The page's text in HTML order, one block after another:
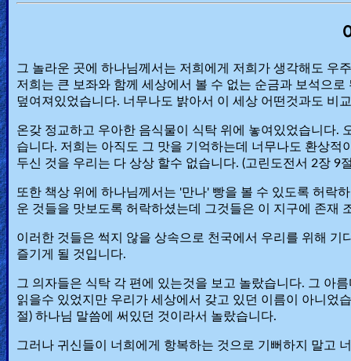
그 놀라운 곳에 하나님께서는 저희에게 저희가 생각해도 우
저희는 큰 보좌와 함께 세상에서 볼 수 없는 순금과 보석으
덮여져있었습니다. 너무나도 밝아서 이 세상 어떤것과도 비
온갖 정교하고 우아한 음식물이 식탁 위에 놓여있었습니다.
습니다. 저희는 아직도 그 맛을 기억하는데 너무나도 환상
두신 것을 우리는 다 상상 할수 없습니다. (고린도전서 2장 9
또한 책상 위에 하나님께서는 '만나' 빵을 볼 수 있도록 허락
운 것들을 맛보도록 허락하셨는데 그것들은 이 지구에 존재
이러한 것들은 썩지 않을 상속으로 천국에서 우리를 위해
즐기게 될 것입니다.
그 의자들은 식탁 각 편에 있는것을 보고 놀랐습니다. 그 아
읽을수 있었지만 우리가 세상에서 갖고 있던 이름이 아니었
절) 하나님 말씀에 써있던 것이라서 놀랐습니다.
그러나 귀신들이 너희에게 항복하는 것으로 기뻐하지 말고